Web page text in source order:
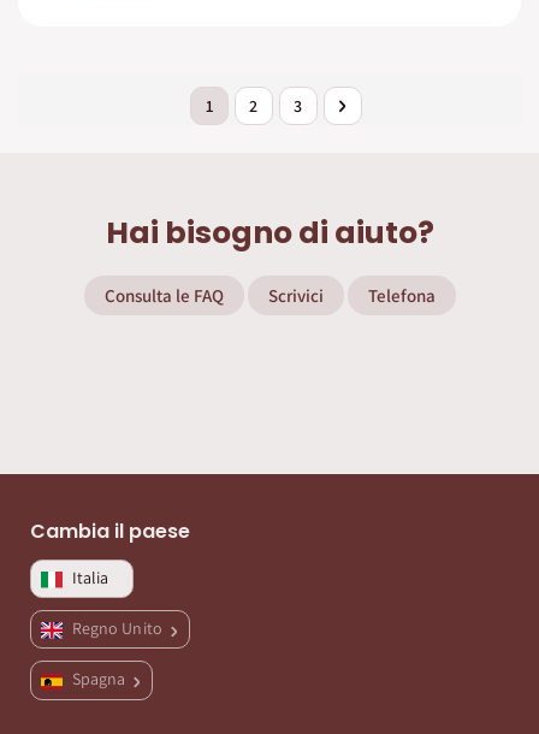
PaginaAttualmente stai leggendo la pagina
1 Pagina
2 Pagina
3 Pagina
Successivo
Hai bisogno di aiuto?
Consulta le FAQ Scrivici Telefona
Cambia il paese
Italia
Regno Unito
Spagna